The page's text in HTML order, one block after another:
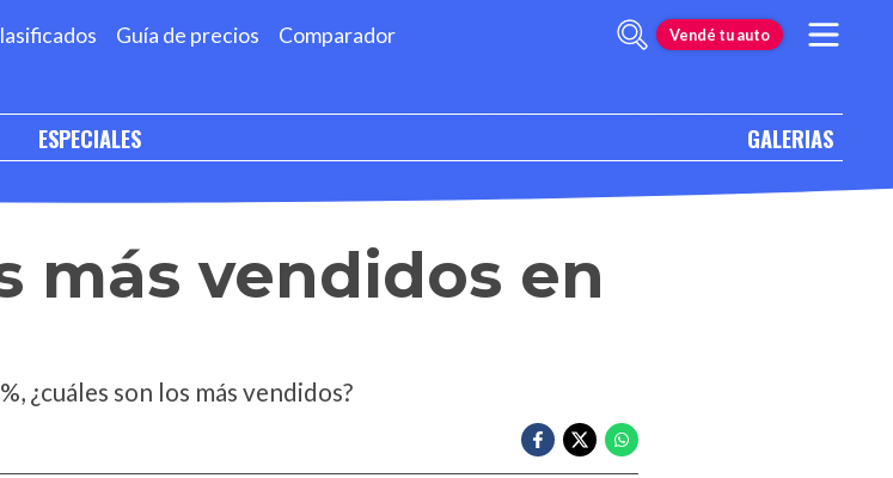
Guía de precios Comparador Vendé tu auto
ESPECIALES GALERIAS
más vendidos en
¿cuáles son los más vendidos?